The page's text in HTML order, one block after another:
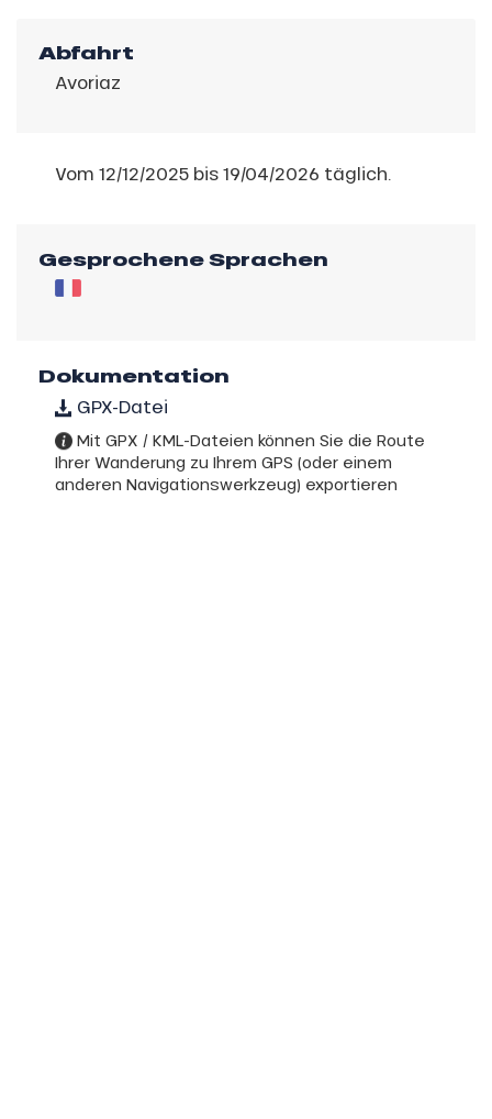
Abfahrt
Avoriaz
Vom 12/12/2025 bis 19/04/2026 täglich.
Gesprochene Sprachen
Dokumentation
GPX-Datei
Mit GPX / KML-Dateien können Sie die Route
Ihrer Wanderung zu Ihrem GPS (oder einem
anderen Navigationswerkzeug) exportieren